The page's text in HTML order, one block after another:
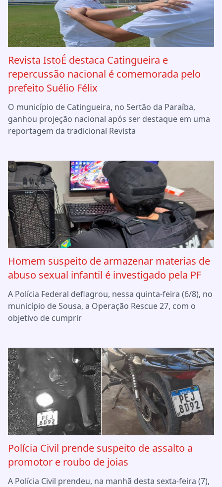
Revista IstoÉ destaca Catingueira e
repercussão nacional é comemorada pelo
prefeito Suélio Félix
O município de Catingueira, no Sertão da Paraíba,
ganhou projeção nacional após ser destaque em uma
reportagem da tradicional Revista
Homem suspeito de armazenar materias de
abuso sexual infantil é investigado pela PF
A Polícia Federal deflagrou, nessa quinta-feira (6/8), no
município de Sousa, a Operação Rescue 27, com o
objetivo de cumprir
Polícia Civil prende suspeito de assalto a
promotor e roubo de joias
A Polícia Civil prendeu, na manhã desta sexta-feira (7),